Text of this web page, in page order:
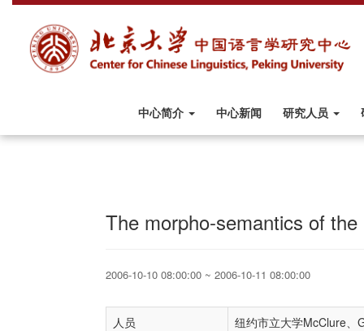
中心简介 中心新闻 研究人员
The morpho-semantics of
2006-10-10 08:00:00 ~ 2006-10-11 08:00:00
人员
纽约市立大学McClure、